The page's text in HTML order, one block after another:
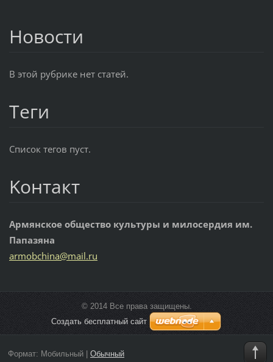
Новости
В этой рубрике нет статей.
Теги
Список тегов пуст.
Koнтакт
Армянское общество культуры и милосердия им.
Папазяна
armobchina@mail.ru
© 2014 Все права защищены.
Создать бесплатный сайт
Формат: Мобильный| Обычный